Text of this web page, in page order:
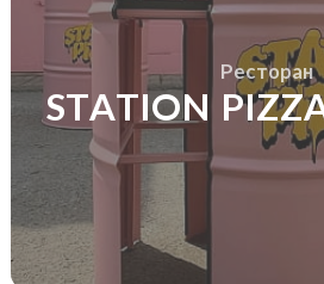
Ресторан
STATION